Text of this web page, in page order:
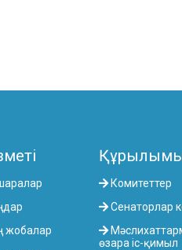
жобалар
Комитеттер
Сенаторлар
өзара іс-қимыл